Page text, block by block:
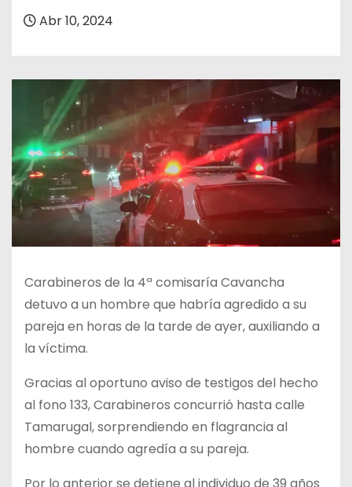
Abr 10, 2024
Carabineros de la 4ª comisaría Cavancha
detuvo a un hombre que habría agredido a su
pareja en horas de la tarde de ayer, auxiliando a
la víctima.
Gracias al oportuno aviso de testigos del hecho
al fono 133, Carabineros concurrió hasta calle
Tamarugal, sorprendiendo en flagrancia al
hombre cuando agredía a su pareja.